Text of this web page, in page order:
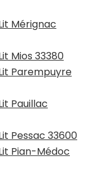
Mérignac
Mios 33380
Parempuyre
Pauillac
Pessac 33600
Pian-Médoc